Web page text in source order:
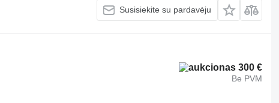
Susisiekite su pardavėju
300 €
Be PVM